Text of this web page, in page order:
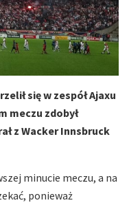
się w zespół Ajaxu
meczu zdobył
z Wacker Innsbruck
minucie meczu, a na
ponieważ